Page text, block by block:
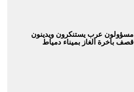
مسؤولون عرب يستنكرون ويدينون
قصف باخرة الغاز بميناء دمياط